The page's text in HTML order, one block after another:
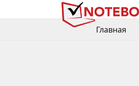
Главная